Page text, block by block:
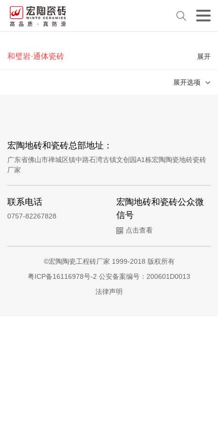
和璧岩·通体瓷砖 展开
展开选项
宏陶地砖和瓷砖总部地址：
广东省佛山市禅城区镇中路石湾古镇文创园A1栋宏陶陶瓷地砖瓷砖
厂家
联系电话
0757-82267828
宏陶地砖和瓷砖公众微
信号
点击查看
©宏陶陶瓷工程砖厂家 1999-2018 版权所有
粤ICP备16116978号-2 公安备案编号：200601D0013
法律声明